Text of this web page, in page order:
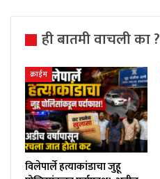
ही बातमी वाचली का ?
क्राईम
विलेपार्ले हत्याकांडाचा जुहू